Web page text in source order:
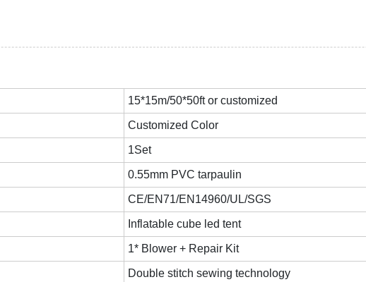
15*15m/50*50ft or customized
Customized Color
1Set
0.55mm PVC tarpaulin
CE/EN71/EN14960/UL/SGS
Inflatable cube led tent
1* Blower + Repair Kit
Double stitch sewing technology